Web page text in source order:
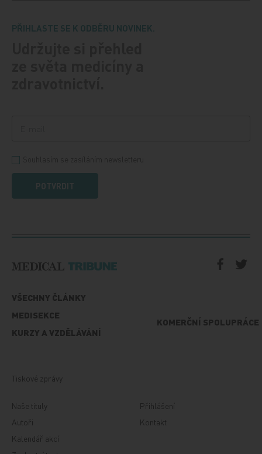
PŘIHLASTE SE K ODBĚRU NOVINEK.
POTVRDIT
VŠECHNY ČLÁNKY
MEDISEKCE
KURZY A VZDĚLÁVÁNÍ
KOMERČNÍ SPOLUPRÁCE
Tiskové zprávy
Naše tituly
Autoři
Kalendář akcí
Přihlášení
Kontakt